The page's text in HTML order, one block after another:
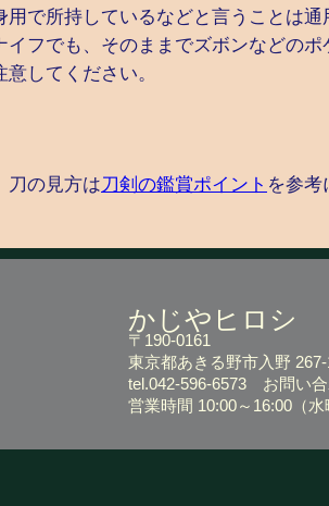
で所持しているなどと言うことは通
フでも、そのままでズボンなどのポ
してください。
刀の見方は刀剣の鑑賞ポイント を参考
かじやヒロシ
〒190-0161
東京都あきる野市入野
tel.042-596-6573 お問い
営業時間 10:00～16:00 （